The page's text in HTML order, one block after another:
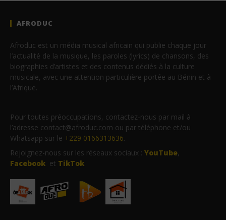
AFRODUC
Afroduc est un média musical africain qui publie chaque jour
l’actualité de la musique, les paroles (lyrics) de chansons, des
biographies d’artistes et des contenus dédiés à la culture
musicale, avec une attention particulière portée au Bénin et à
l’Afrique.
Pour toutes préoccupations, contactez-nous par mail à
l’adresse contact@afroduc.com ou par téléphone et/ou
Whatsapp sur le +229 0166313636.
Rejoignez-nous sur les réseaux sociaux : YouTube,
Facebook et TikTok.